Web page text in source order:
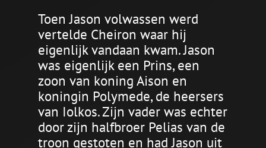
Toen Jason volwassen werd
vertelde Cheiron waar hij
eigenlijk vandaan kwam. Jason
was eigenlijk een Prins, een
zoon van koning Aison en
koningin Polymede, de heersers
van Iolkos. Zijn vader was echter
door zijn halfbroer Pelias van de
troon gestoten en had Jason uit